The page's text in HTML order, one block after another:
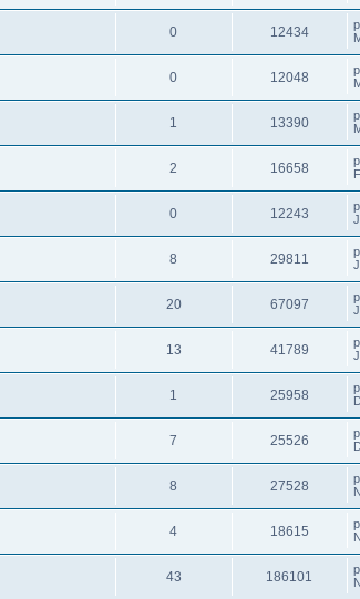
0 12434
0 12048
1 13390
2 16658
0 12243
8 29811
20 67097
13 41789
1 25958
7 25526
8 27528
4 18615
43 186101